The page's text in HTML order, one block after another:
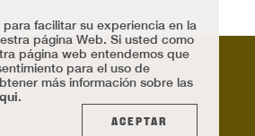
para facilitar su experiencia en la
página Web. Si usted como
página web entendemos que
para el uso de
más información sobre las
.
ACEPTAR